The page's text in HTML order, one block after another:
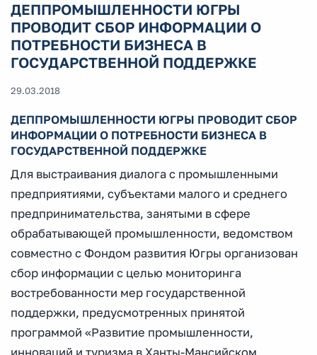
ДЕППРОМЫШЛЕННОСТИ ЮГРЫ
ПРОВОДИТ СБОР ИНФОРМАЦИИ О
ПОТРЕБНОСТИ БИЗНЕСА В
ГОСУДАРСТВЕННОЙ ПОДДЕРЖКЕ
29.03.2018
ДЕППРОМЫШЛЕННОСТИ ЮГРЫ ПРОВОДИТ СБОР
ИНФОРМАЦИИ О ПОТРЕБНОСТИ БИЗНЕСА В
ГОСУДАРСТВЕННОЙ ПОДДЕРЖКЕ
Для выстраивания диалога с промышленными
предприятиями, субъектами малого и среднего
предпринимательства, занятыми в сфере
обрабатывающей промышленности, ведомством
совместно с Фондом развития Югры организован
сбор информации с целью мониторинга
востребованности мер государственной
поддержки, предусмотренных принятой
программой «Развитие промышленности,